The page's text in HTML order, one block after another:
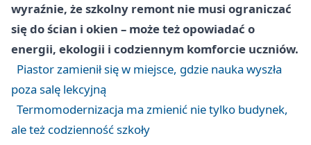
wyraźnie, że szkolny remont nie musi ograniczać
się do ścian i okien – może też opowiadać o
energii, ekologii i codziennym komforcie uczniów.
Piastor zamienił się w miejsce, gdzie nauka wyszła
poza salę lekcyjną
Termomodernizacja ma zmienić nie tylko budynek,
ale też codzienność szkoły